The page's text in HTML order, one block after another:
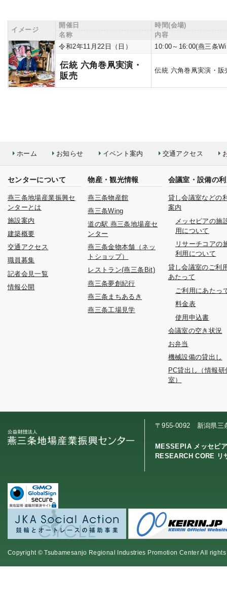
イメージ
開催日
時間(会場)
名称
内容
令和2年11月22日（日）
10:00～16:00(燕三条
伝統 六角巻凧実演・
販売
伝統 六角巻凧実演・
ホーム お知らせ イベント案内 交通アクセス
センターについて
燕三条地場産業振興セ
ンターとは
施設案内
建築概要
交通アクセス
職員募集
記者会見一覧
情報公開
物産・観光情報
燕三条物産館
燕三条Wing
道の駅 燕三条地場産セ
ンター
燕三条金物本舗（ネッ
トショップ）
レストラン(燕三条Bit)
燕三条夢創紀行
燕三条まちあるき
燕三条工場見学
会議室・設備の
貸し会議室などの
案内
メッセピアの施
用について
リサーチコアの
利用について
貸し会議室のご利
あたって
ご利用にあたっ
料金表
使用申込書
会議室の空き状況
お弁当
機械設備の貸出し
PC貸出し（情報研
室）
〒955-0092 新潟県三
MESSEPIA メッセピ
RESEARCH CORE リ
Copyright © Tsubamesanjo Regional Industries Promotion Center All